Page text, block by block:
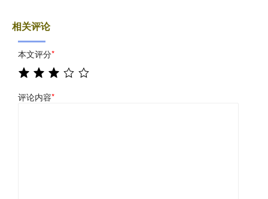
相关评论
本文评分*
评论内容*